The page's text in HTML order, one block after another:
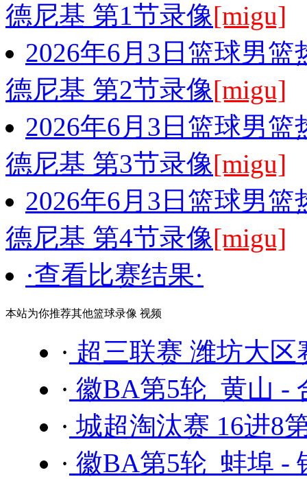
德尼基 第1节录像[migu]
2026年6月3日篮球男
德尼基 第2节录像[migu]
2026年6月3日篮球男
德尼基 第3节录像[migu]
2026年6月3日篮球男
德尼基 第4节录像[migu]
·查看比赛结果·
本站为你推荐其他篮球录像 视频
· 超三联赛 潍坊大
· 徽BA第5轮 黄山 -
· 城超淘汰赛 16进8
· 徽BA第5轮 蚌埠 -